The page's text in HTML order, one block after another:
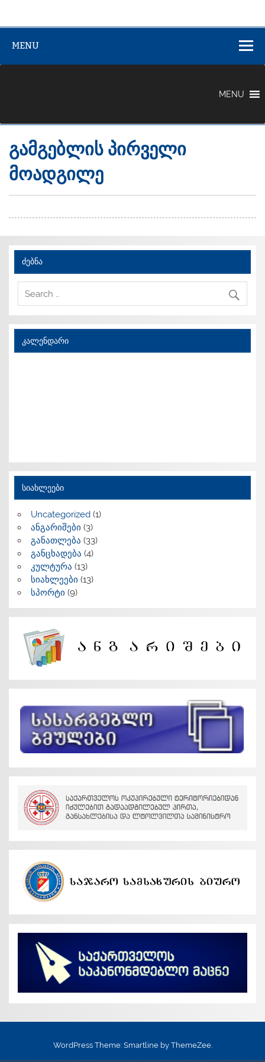
აფხაზეთის)
MENU
MENU
გამგებლის პირველი
მოადგილე
ძებნა
კალენდარი
სიახლეები
Uncategorized(1)
ანგარიშები (3)
განათლება (33)
განცხადება (4)
კულტურა (13)
სიახლეები (13)
სპორტი (9)
WordPress Theme: Smartline by ThemeZee.